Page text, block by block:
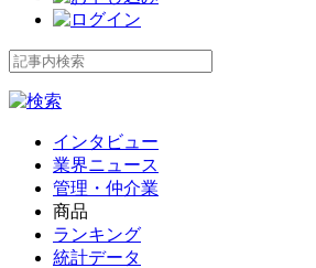
インタビュー
業界ニュース
管理・仲介業
商品
ランキング
統計データ